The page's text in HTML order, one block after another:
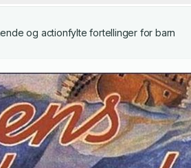
og actionfylte fortellinger for barn